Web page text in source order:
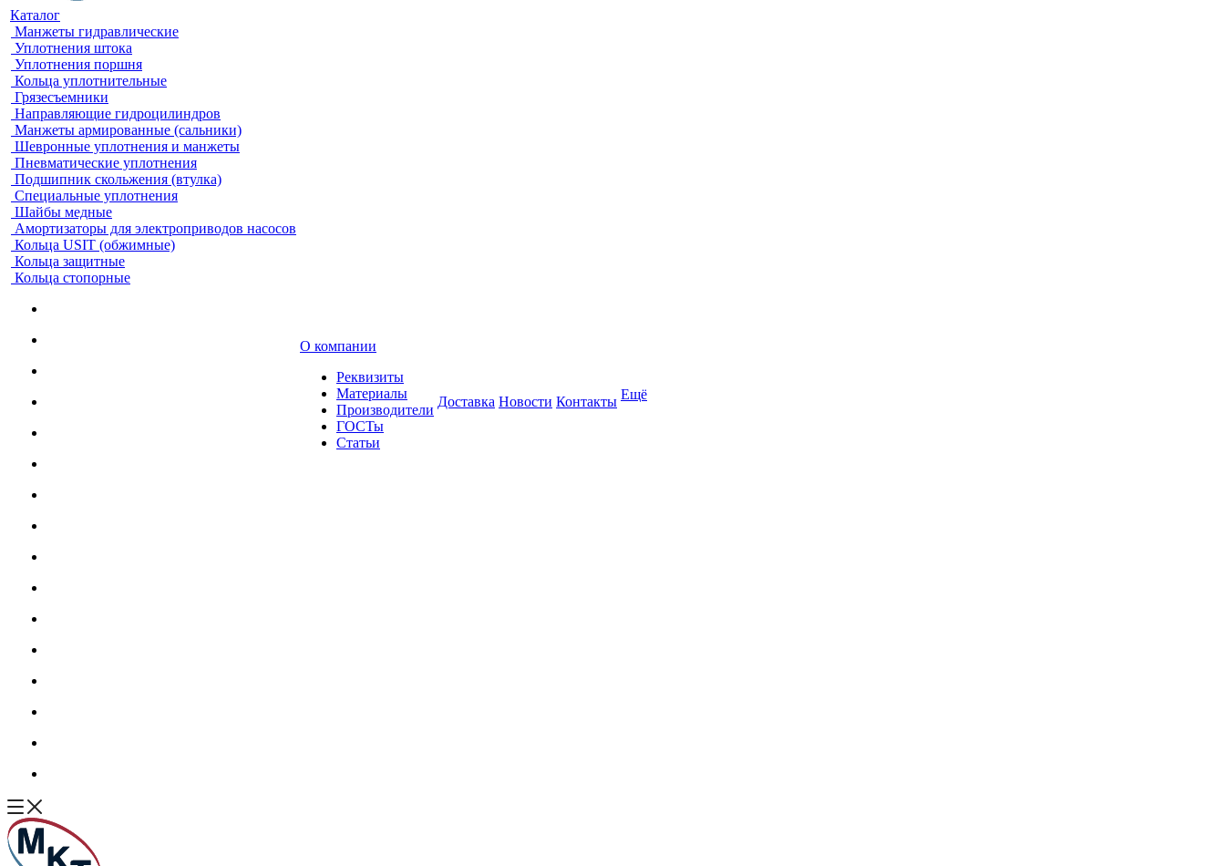
Каталог
Манжеты гидравлические
Уплотнения штока
Уплотнения поршня
Кольца уплотнительные
Грязесъемники
Направляющие гидроцилиндров
Манжеты армированные (сальники)
Шевронные уплотнения и манжеты
Пневматические уплотнения
Подшипник скольжения (втулка)
Специальные уплотнения
Шайбы медные
Амортизаторы для электроприводов насосов
Кольца USIT (обжимные)
Кольца защитные
Кольца стопорные
О компании
Реквизиты
Материалы
Производители
ГОСТы
Статьи
Доставка Новости Контакты Ещё